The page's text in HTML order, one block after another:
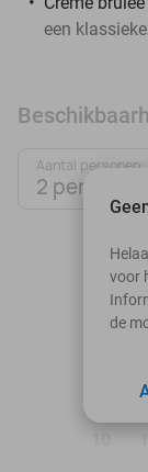
een
Aantal personen:
2 personen
Mavoor
de